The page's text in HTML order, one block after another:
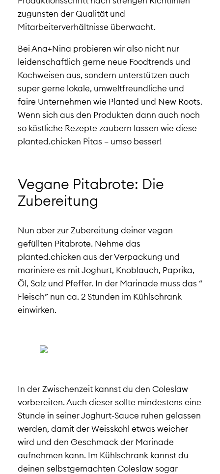
zugunsten der Qualität und
Mitarbeiterverhältnisse überwacht.
Bei Ana+Nina probieren wir also nicht nur
leidenschaftlich gerne neue Foodtrends und
Kochweisen aus, sondern unterstützen auch
super gerne lokale, umweltfreundliche und
faire Unternehmen wie Planted und New Roots.
Wenn sich aus den Produkten dann auch noch
so köstliche Rezepte zaubern lassen wie diese
planted.chicken Pitas – umso besser!
Vegane Pitabrote: Die
Zubereitung
Nun aber zur Zubereitung deiner vegan
gefüllten Pitabrote. Nehme das
planted.chicken aus der Verpackung und
mariniere es mit Joghurt, Knoblauch, Paprika,
Öl, Salz und Pfeffer. In der Marinade muss das “
Fleisch” nun ca. 2 Stunden im Kühlschrank
einwirken.
In der Zwischenzeit kannst du den Coleslaw
vorbereiten. Auch dieser sollte mindestens eine
Stunde in seiner Joghurt-Sauce ruhen gelassen
werden, damit der Weisskohl etwas weicher
wird und den Geschmack der Marinade
aufnehmen kann. Im Kühlschrank kannst du
deinen selbstgemachten Coleslaw sogar